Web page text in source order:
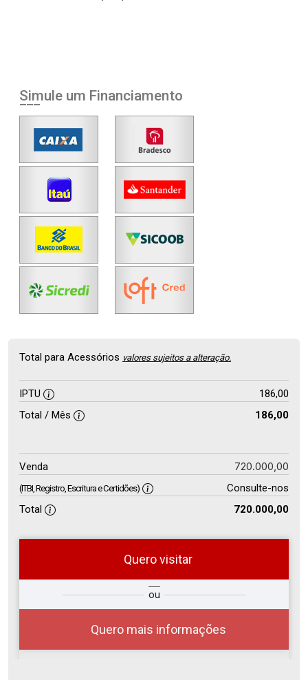
Simule um Financiamento
Total para Acessórios valores sujeitos a alteração.
IPTU
186,00
Total / Mês
186,00
Venda 720.000,00
(ITBI, Registro, Escritura e Certidões)
Consulte-nos
Total
720.000,00
Quero visitar
ou
Quero mais informações
Qual o melhor dia e horário para
você?